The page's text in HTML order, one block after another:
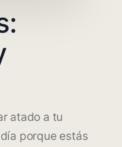
atado a tu
porque estás